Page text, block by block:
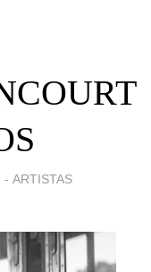
- ARTISTAS